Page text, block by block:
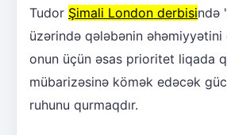
Tudor Şimali London derbisində
üzərində qələbənin əhəmiyyətini
onun üçün əsas prioritet liqada
mübarizəsinə kömək edəcək
ruhunu qurmaqdır.